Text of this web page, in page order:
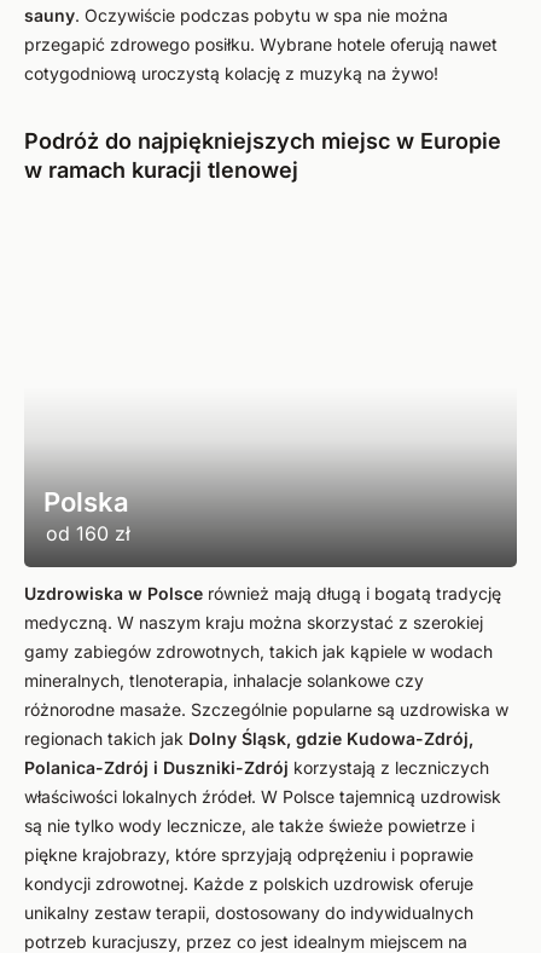
sauny. Oczywiście podczas pobytu w spa nie można
przegapić zdrowego posiłku. Wybrane hotele oferują nawet
cotygodniową uroczystą kolację z muzyką na żywo!
Podróż do najpiękniejszych miejsc w Europie
w ramach kuracji tlenowej
Polska
od 160 zł
Uzdrowiska w Polsce również mają długą i bogatą tradycję
medyczną. W naszym kraju można skorzystać z szerokiej
gamy zabiegów zdrowotnych, takich jak kąpiele w wodach
mineralnych, tlenoterapia, inhalacje solankowe czy
różnorodne masaże. Szczególnie popularne są uzdrowiska w
regionach takich jak Dolny Śląsk, gdzie Kudowa-Zdrój,
Polanica-Zdrój i Duszniki-Zdrój korzystają z leczniczych
właściwości lokalnych źródeł. W Polsce tajemnicą uzdrowisk
są nie tylko wody lecznicze, ale także świeże powietrze i
piękne krajobrazy, które sprzyjają odprężeniu i poprawie
kondycji zdrowotnej. Każde z polskich uzdrowisk oferuje
unikalny zestaw terapii, dostosowany do indywidualnych
potrzeb kuracjuszy, przez co jest idealnym miejscem na